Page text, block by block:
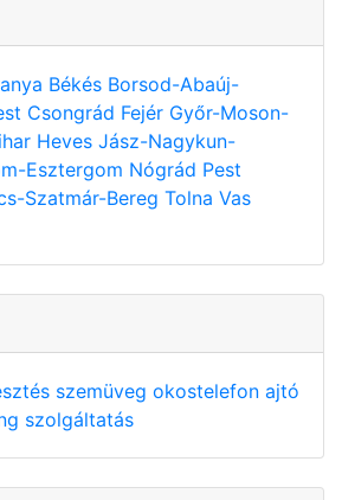
Békés Borsod-Abaúj-
Csongrád Fejér Győr-Moson-
Heves Jász-Nagykun-
Esztergom Nógrád Pest
Szatmár-Bereg Tolna Vas
szemüveg okostelefon ajtó
szolgáltatás